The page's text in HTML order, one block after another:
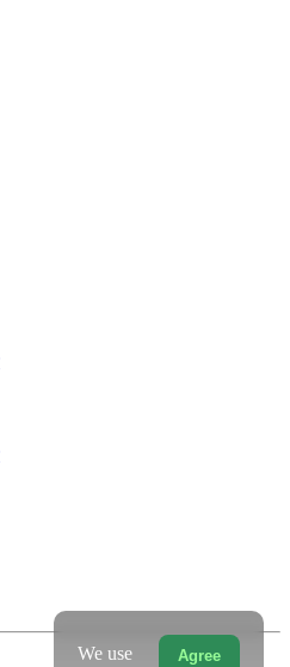
Agree
We use